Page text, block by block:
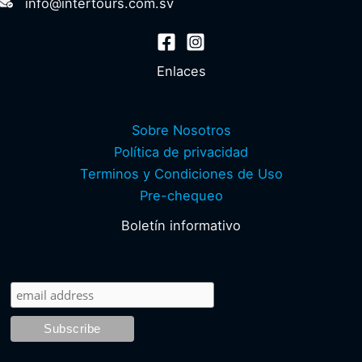
Enlaces
Sobre Nosotros
Política de privacidad
Terminos y Condiciones de Uso
Pre-chequeo
Boletín informativo